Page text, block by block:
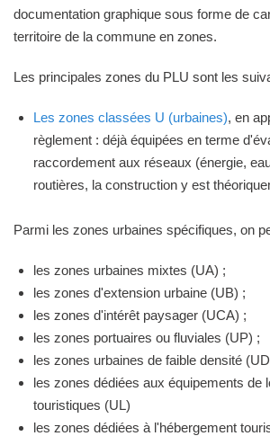
documentation graphique sous forme de
territoire de la commune en zones.
Les principales zones du PLU sont les
Les zones classées U (urbaines), en
règlement : déjà équipées en terme
raccordement aux réseaux (énergie,
routières, la construction y est
Parmi les zones urbaines spécifiques, on
les zones urbaines mixtes (UA) ;
les zones d'extension urbaine (UB) ;
les zones d'intérêt paysager (UCA) ;
les zones portuaires ou fluviales (UP) ;
les zones urbaines de faible densité
les zones dédiées aux équipements de
touristiques (UL)
les zones dédiées à l'hébergement